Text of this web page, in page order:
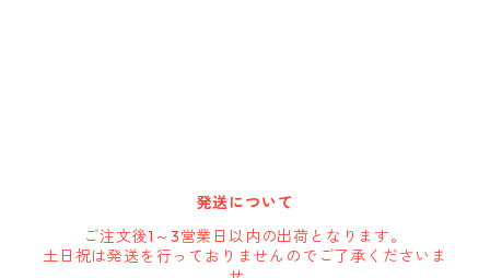
HOLSTERY
発送について
ご注文後1～3営業日以内の出荷となります。
土日祝は発送を行っておりませんのでご了承くださいま